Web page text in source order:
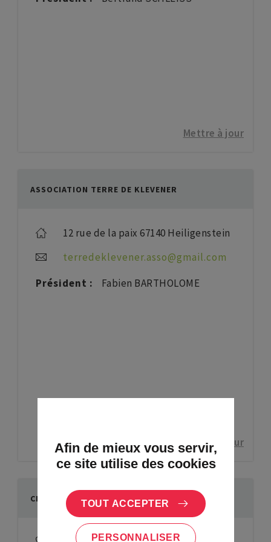
Mettre à jour
ASSOCIATION TERRE DE KLEVENER
12 rue de la paix 67140 Heiligenstein
terredeklevener.asso@gmail.com
Président :
Fabien BARTHOLOME
Mettre à jour
CLUB DE TIR DU PIÉMONT-HEILIGENSTEIN
Afin de mieux vous servir,
ce site utilise des cookies
TOUT ACCEPTER
PERSONNALISER